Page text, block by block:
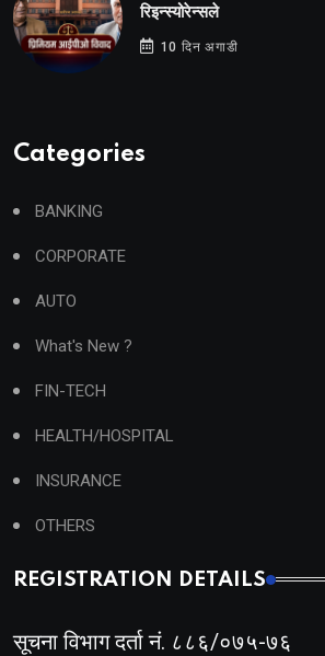
रिइन्स्योरेन्सले
10 दिन अगाडी
Categories
BANKING
CORPORATE
AUTO
What's New ?
FIN-TECH
HEALTH/HOSPITAL
INSURANCE
OTHERS
REGISTRATION DETAILS
सूचना विभाग दर्ता नं. ८८६/०७५-७६